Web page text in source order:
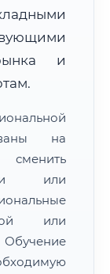
просмотра
и
на
сменить
или
или